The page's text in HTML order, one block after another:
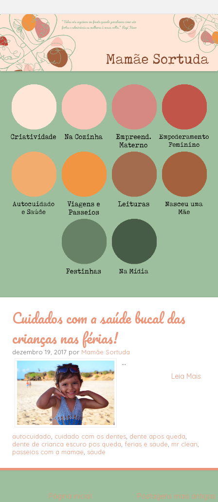
Cuidados com a saúde bucal das
crianças nas férias!
dezembro 19, 2017 por Mamãe Sortuda
...
Leia Mais
autocuidado cuidado com os dentes dente apos queda
dente de crianca escuro pos queda ferias e saude mr clean
passeios com a mamae saude
Postagens mais antigas
Página inicial